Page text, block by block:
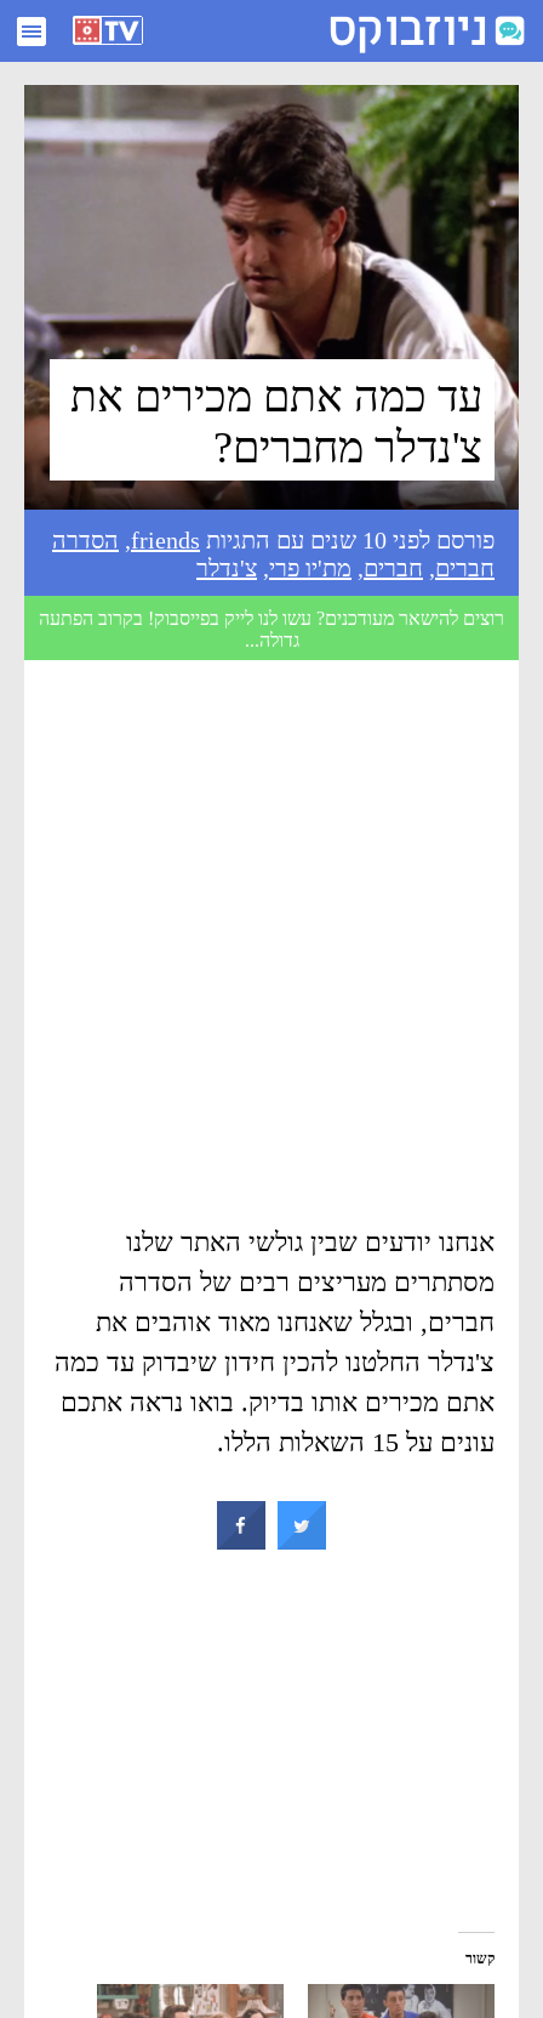
עד כמה אתם מכירים את צ'נדלר מחברים? - ניוזבוקס
עד כמה אתם מכירים את
צ'נדלר מחברים?
פורסם לפני 10 שנים עם התגיות friends
, הסדרה
חברים, חברים, מת'יו פרי, צ'נדלר
רוצים להישאר מעודכנים? עשו לנו לייק בפייסבוק! בקרוב הפתעה
גדולה...
אנחנו יודעים שבין גולשי האתר שלנו
מסתתרים מעריצים רבים של הסדרה
חברים, ובגלל שאנחנו מאוד אוהבים את
צ'נדלר החלטנו להכין חידון שיבדוק עד כמה
אתם מכירים אותו בדיוק. בואו נראה אתכם
עונים על 15 השאלות הללו.
קשור